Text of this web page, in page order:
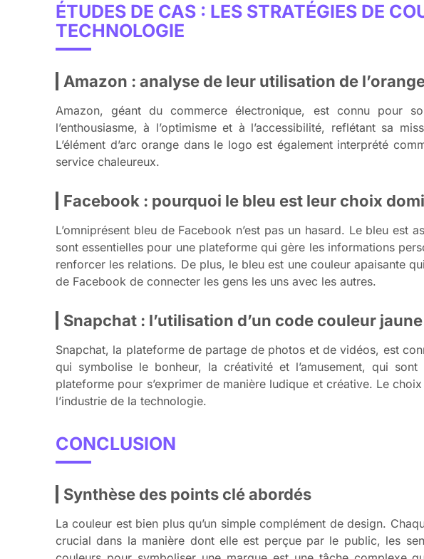
ÉTUDES DE CAS : LES STRATÉGIES DE
TECHNOLOGIE
Amazon : analyse de leur utilisation de
Amazon, géant du commerce électronique, est connu pour
l’enthousiasme, à l’optimisme et à l’accessibilité, reflétant sa
L’élément d’arc orange dans le logo est également interprété
service chaleureux.
Facebook : pourquoi le bleu est leur choix
L’omniprésent bleu de Facebook n’est pas un hasard. Le bleu
sont essentielles pour une plateforme qui gère les informations
renforcer les relations. De plus, le bleu est une couleur apaisante
de Facebook de connecter les gens les uns avec les autres.
Snapchat : l’utilisation d’un code couleur
Snapchat, la plateforme de partage de photos et de vidéos, est
qui symbolise le bonheur, la créativité et l’amusement, qui
plateforme pour s’exprimer de manière ludique et créative. Le
l’industrie de la technologie.
CONCLUSION
Synthèse des points clé abordés
La couleur est bien plus qu’un simple complément de design.
crucial dans la manière dont elle est perçue par le public, les